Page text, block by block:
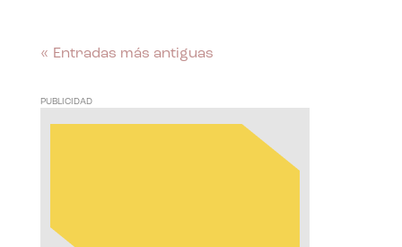
« Entradas más antiguas
PUBLICIDAD